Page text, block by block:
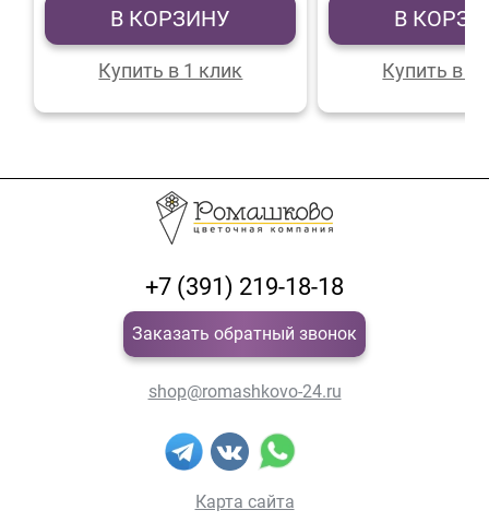
В КОРЗИНУ
Купить в 1 клик
В
Купить в 1
+7 (391) 219-18-18
Заказать обратный звонок
shop@romashkovo-24.ru
Карта сайта